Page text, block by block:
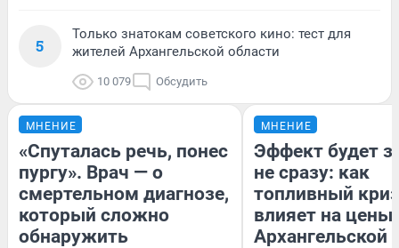
5
Только знатокам советского кино: тест для
жителей Архангельской области
10 079 Обсудить
МНЕНИЕ
«Спуталась речь, понес
пургу». Врач — о
смертельном диагнозе,
который сложно
обнаружить
МНЕНИЕ
Эффект будет
не сразу: как
топливный
влияет на цены
Архангельской